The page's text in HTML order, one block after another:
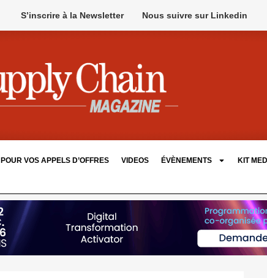
S’inscrire à la Newsletter Nous suivre sur Linkedin
POUR VOS APPELS D’OFFRES VIDEOS ÉVÈNEMENTS KIT